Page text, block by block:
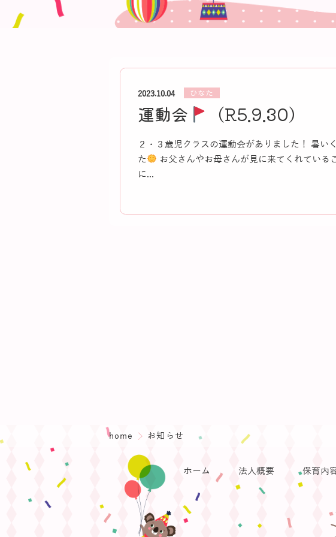
2023.10.04 ひなた
運動会 （R5.9.30）
２・３歳児クラスの運動会がありました！ 暑い
た
お父さんやお母さんが見に来てくれている
に...
home お知らせ
ホーム 法人概要 保育内